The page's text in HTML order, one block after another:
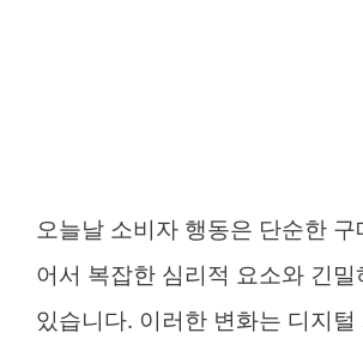
오늘날 소비자 행동은 단순한 구
어서 복잡한 심리적 요소와 긴밀
있습니다. 이러한 변화는 디지털